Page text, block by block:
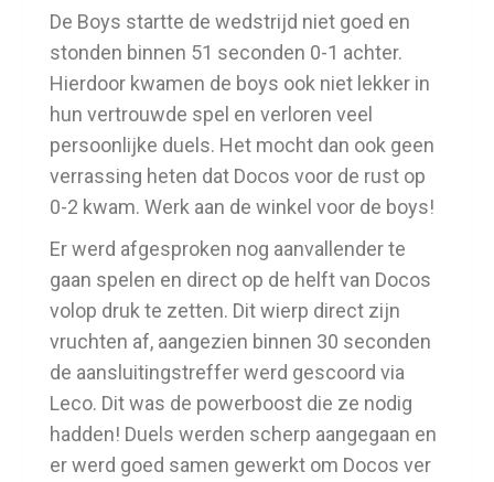
De Boys startte de wedstrijd niet goed en
stonden binnen 51 seconden 0-1 achter.
Hierdoor kwamen de boys ook niet lekker in
hun vertrouwde spel en verloren veel
persoonlijke duels. Het mocht dan ook geen
verrassing heten dat Docos voor de rust op
0-2 kwam. Werk aan de winkel voor de boys!
Er werd afgesproken nog aanvallender te
gaan spelen en direct op de helft van Docos
volop druk te zetten. Dit wierp direct zijn
vruchten af, aangezien binnen 30 seconden
de aansluitingstreffer werd gescoord via
Leco. Dit was de powerboost die ze nodig
hadden! Duels werden scherp aangegaan en
er werd goed samen gewerkt om Docos ver